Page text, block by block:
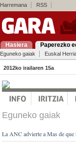
Harremana RSS
Hasiera Paperezko
Eguneko gaiak Euskal
2012ko irailaren 15a
Eguneko gaiak
La ANC advierte a Mas de que